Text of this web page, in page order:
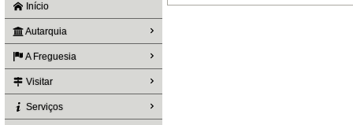
Início
Autarquia
A Freguesia
Visitar
Serviços